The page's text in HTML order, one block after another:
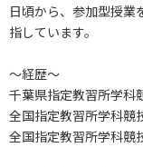
日頃から、参加型授業
指しています。
～経歴～
千葉県指定教習所学科
全国指定教習所学科競
全国指定教習所学科競